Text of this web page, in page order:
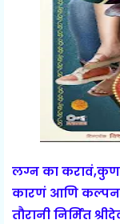
लग्न का
कारणं आणि कल्पना
तौरानी निर्मित